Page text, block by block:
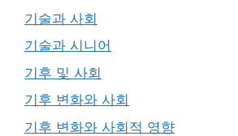
기술과 사회
기술과 시니어
기후 및 사회
기후 변화와 사회
기후 변화와 사회적 영향